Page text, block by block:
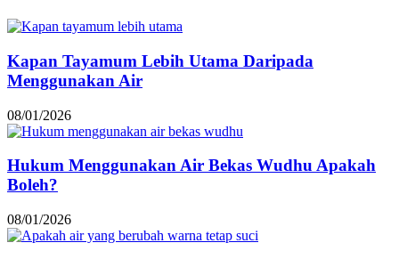
Kapan Tayamum Lebih Utama Daripada
Menggunakan Air
08/01/2026
Hukum Menggunakan Air Bekas Wudhu Apakah
Boleh?
08/01/2026